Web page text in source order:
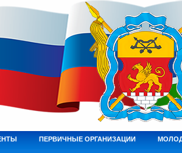
ПЕРВИЧНЫЕ ОРГАНИЗАЦИИ